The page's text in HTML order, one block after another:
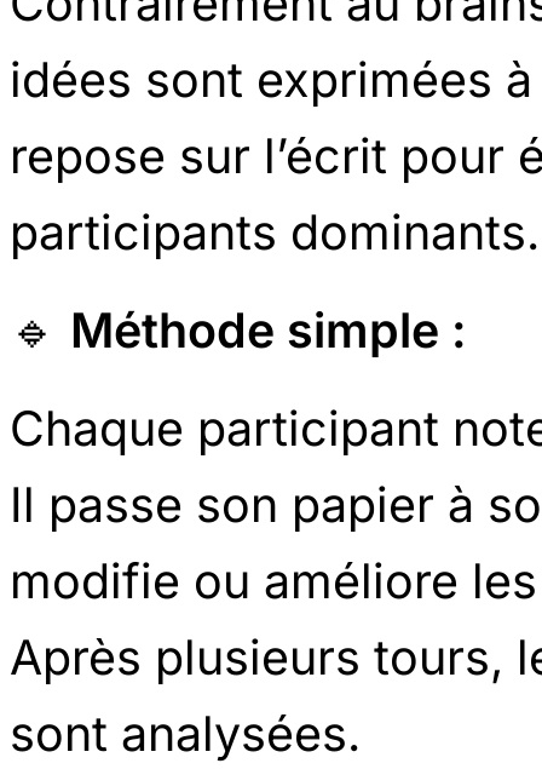
idées sont exprimées
repose sur l’écrit pour
participants dominants.
🔹 Méthode simple :
Chaque participant
Il passe son papier à
modifie ou améliore
Après plusieurs tours,
sont analysées.